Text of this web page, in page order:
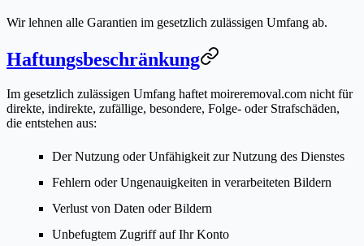
Wir lehnen alle Garantien im gesetzlich zulässigen Umfang ab.
Haftungsbeschränkung
Im gesetzlich zulässigen Umfang haftet moireremoval.com nicht für
direkte, indirekte, zufällige, besondere, Folge- oder Strafschäden,
die entstehen aus:
Der Nutzung oder Unfähigkeit zur Nutzung des Dienstes
Fehlern oder Ungenauigkeiten in verarbeiteten Bildern
Verlust von Daten oder Bildern
Unbefugtem Zugriff auf Ihr Konto